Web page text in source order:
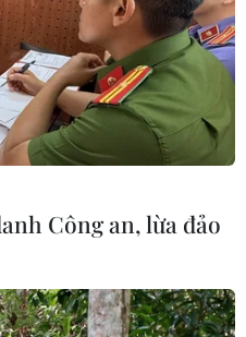
Công an, lừa đảo